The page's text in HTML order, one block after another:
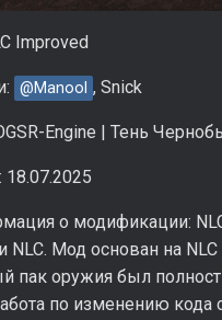
Improved
@Manool , Snick
Engine | Тень
о модификации:
Мод основан на
пак оружия был
по изменению